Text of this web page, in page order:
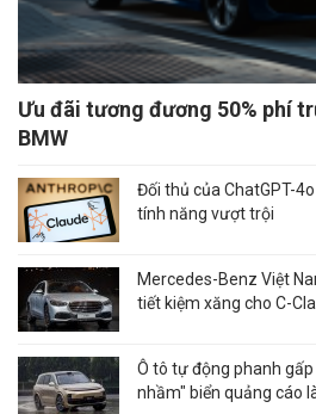
Ưu đãi tương đương 50% phí
BMW
Đối thủ của ChatGPT-
tính năng vượt trội
Mercedes-Benz Việt
tiết kiệm xăng cho C-
Ô tô tự động phanh
nhầm" biển quảng cáo